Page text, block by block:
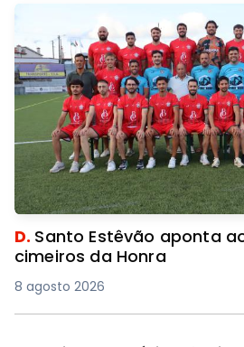
D. Santo Estêvão aponta
cimeiros da Honra
8 agosto 2026